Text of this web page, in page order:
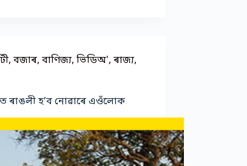
,বজাৰ,বাণিজ্য,ভিডিঅ',ৰাজ্য,
ৰাঙলী হ’ব নোৱাৰে এওঁলোক